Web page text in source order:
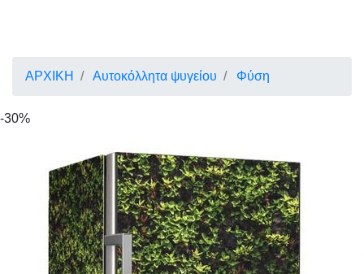
ΑΡΧΙΚΗ Αυτοκόλλητα ψυγείου Φύση
-30%